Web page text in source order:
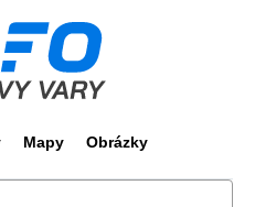
Mapy Obrázky